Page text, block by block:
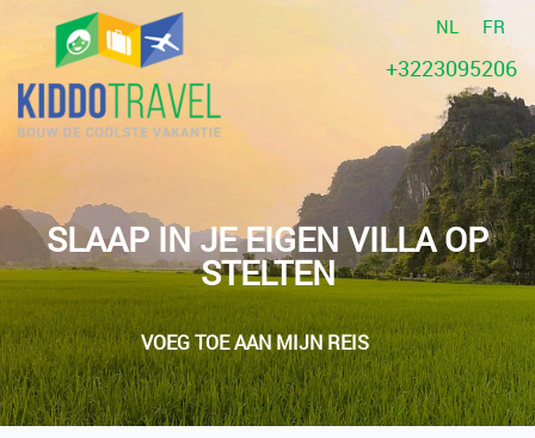
NL FR
+3223095206
SLAAP IN JE EIGEN VILLA OP
STELTEN
VOEG TOE AAN MIJN REIS